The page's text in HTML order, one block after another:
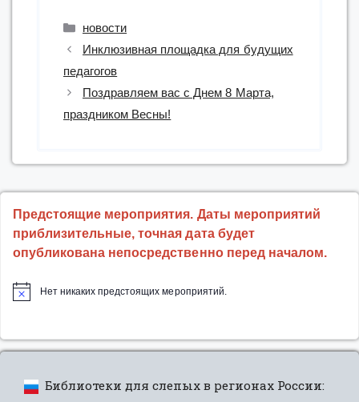
Рубрики
новости
Инклюзивная площадка для будущих
педагогов
Поздравляем вас с Днем 8 Марта,
праздником Весны!
Предстоящие мероприятия. Даты мероприятий
приблизительные, точная дата будет
опубликована непосредственно перед началом.
Нет никаких предстоящих мероприятий.
Библиотеки для слепых в регионах России: